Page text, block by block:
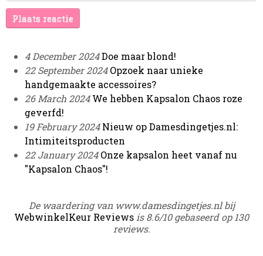
Plaats reactie
4 December 2024Doe maar blond!
22 September 2024 Opzoek naar unieke
handgemaakte accessoires?
26 March 2024 We hebben Kapsalon Chaos roze
geverfd!
19 February 2024 Nieuw op Damesdingetjes.nl:
Intimiteitsproducten
22 January 2024 Onze kapsalon heet vanaf nu
"Kapsalon Chaos"!
De waardering van www.damesdingetjes.nl bij
WebwinkelKeur Reviews is 8.6/10 gebaseerd op 130
reviews.